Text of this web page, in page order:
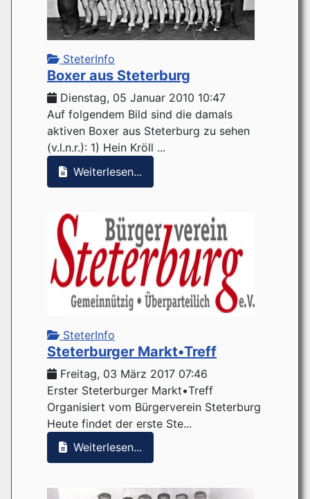
SteterInfo
Boxer aus Steterburg
Dienstag, 05 Januar 2010 10:47
Auf folgendem Bild sind die damals
aktiven Boxer aus Steterburg zu sehen
(v.l.n.r.): 1) Hein Kröll ...
Weiterlesen...
SteterInfo
Steterburger Markt•Treff
Freitag, 03 März 2017 07:46
Erster Steterburger Markt•Treff
Organisiert vom Bürgerverein Steterburg
Heute findet der erste Ste...
Weiterlesen...